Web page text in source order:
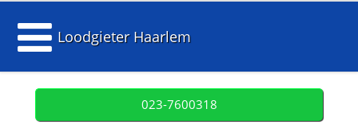
Loodgieter Haarlem
023-7600318